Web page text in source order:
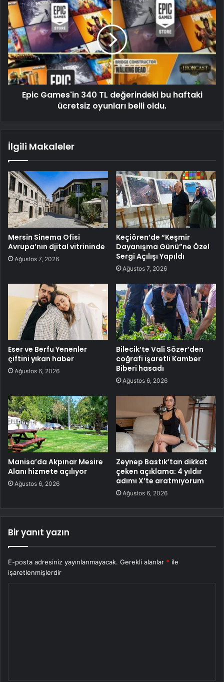
Epic Games'in 340 TL değerindeki bu haftaki
ücretsiz oyunları belli oldu.
İlgili Makaleler
Mersin Sinema Ofisi
Avrupa’nın djital vitrininde
Ağustos 7, 2026
Keçiören’de “Keşmir
Dayanışma Günü”ne Özel
Sergi Açılışı Yapıldı
Ağustos 7, 2026
Eser ve Berfu Yenenler
çiftini yıkan haber
Ağustos 6, 2026
Bilecik’te Vali Sözer’den
coğrafi işaretli Kamber
Biberi hasadı
Ağustos 6, 2026
Manisa’da Akpınar Mesire
Alanı hizmete açılıyor
Ağustos 6, 2026
Zeynep Bastık’tan dikkat
çeken açıklama: 4 yıldır
adımı X’te aratmıyorum
Ağustos 6, 2026
Bir yanıt yazın
E-posta adresiniz yayınlanmayacak. Gerekli alanlar * ile
işaretlenmişlerdir